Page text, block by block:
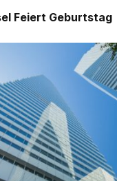
Feiert Geburtstag